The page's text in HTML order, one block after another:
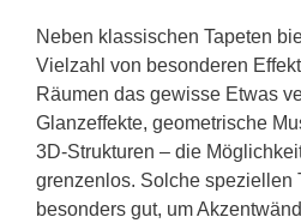
Neben klassischen Tapeten
Vielzahl von besonderen
Räumen das gewisse Etwas
Glanzeffekte, geometrische
3D-Strukturen – die
grenzenlos. Solche speziellen
besonders gut, um